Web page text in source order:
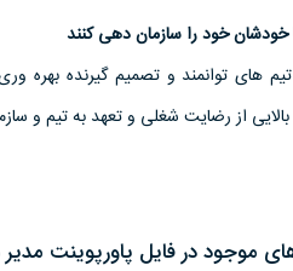
خودشان خود را سازمان دهی کنند
های توانمند و تصمیم گیرنده بهره
از رضایت شغلی و تعهد به تیم و
موجود در فایل پاورپوینت